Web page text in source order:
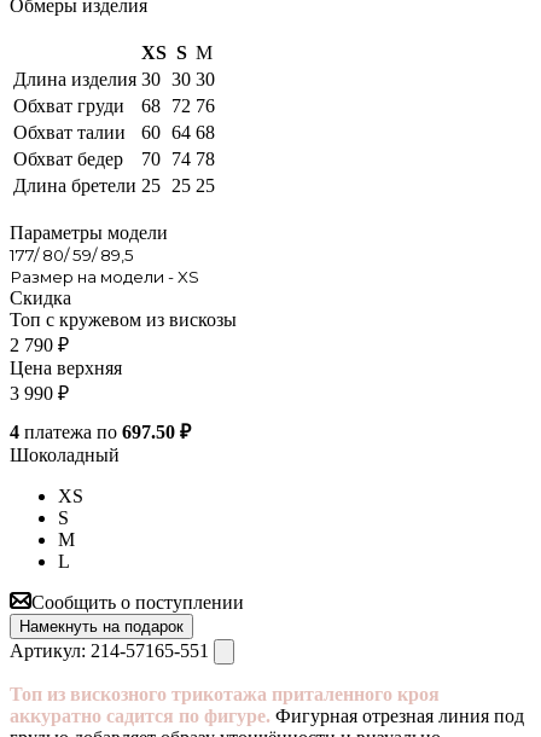
Обмеры изделия
XS S M
Длина изделия 30 30 30
Обхват груди
68 72 76
Обхват талии
60 64 68
Обхват бедер
70 74 78
Длина бретели 25 25 25
Параметры модели
177/ 80/ 59/ 89,5
Размер на модели - XS
Скидка
Топ с кружевом из вискозы
2 790 ₽
Цена верхняя
3 990 ₽
4 платежа по 697.50 ₽
Шоколадный
XS
S
M
L
Сообщить о поступлении
Намекнуть на подарок
Артикул: 214-57165-551
Топ из вискозного трикотажа приталенного кроя
аккуратно садится по фигуре. Фигурная отрезная линия под